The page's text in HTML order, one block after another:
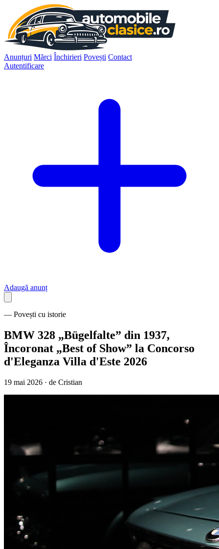
Anunțuri Mărci Închirieri Povești Contact
Autentificare
Adaugă anunț
— Povești cu istorie
BMW 328 „Bügelfalte” din 1937,
Încoronat „Best of Show” la Concorso
d'Eleganza Villa d'Este 2026
19 mai 2026 · de Cristian